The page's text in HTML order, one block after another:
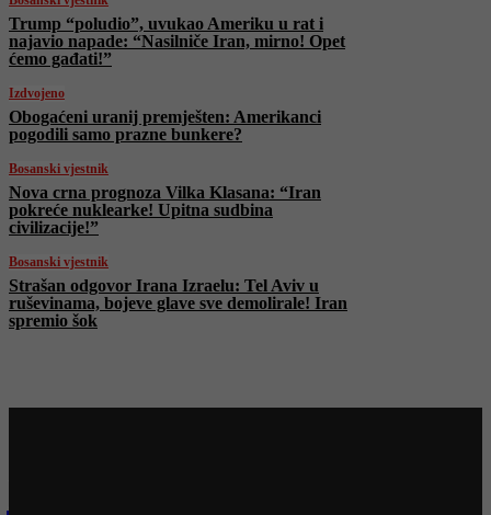
Trump “poludio”, uvukao Ameriku u rat i
najavio napade: “Nasilniče Iran, mirno! Opet
ćemo gađati!”
Izdvojeno
Obogaćeni uranij premješten: Amerikanci
pogodili samo prazne bunkere?
Bosanski vjestnik
Nova crna prognoza Vilka Klasana: “Iran
pokreće nuklearke! Upitna sudbina
civilizacije!”
Bosanski vjestnik
Strašan odgovor Irana Izraelu: Tel Aviv u
ruševinama, bojeve glave sve demolirale! Iran
spremio šok